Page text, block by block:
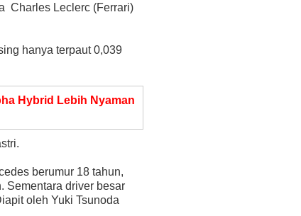
Charles Leclerc (Ferrari)
hanya terpaut 0,039
Hybrid Lebih Nyaman
berumur 18 tahun,
Sementara driver besar
oleh Yuki Tsunoda